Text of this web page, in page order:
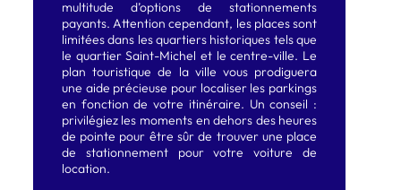
multitude d’options de stationnements
payants. Attention cependant, les places sont
limitées dans les quartiers historiques tels que
le quartier Saint-Michel et le centre-ville. Le
plan touristique de la ville vous prodiguera
une aide précieuse pour localiser les parkings
en fonction de votre itinéraire. Un conseil :
privilégiez les moments en dehors des heures
de pointe pour être sûr de trouver une place
de stationnement pour votre voiture de
location.